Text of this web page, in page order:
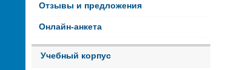
Отзывы и предложения
Онлайн-анкета
Учебный корпус